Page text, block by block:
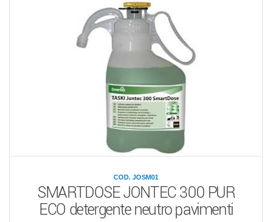
COD. JOSM01
SMARTDOSE JONTEC 300 PUR
ECO detergente neutro pavimenti